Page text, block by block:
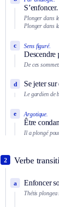
S’enfoncer.
Plonger dans
Plonger dans
Sens figuré.
Descendre
c
De ces
Se jeter
d
Le gardien de
Argotique.
Être
e
Il a plongé
Verbe
2
Enfoncer
a
Thétis